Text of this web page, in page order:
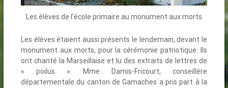
Les élèves de l’école primaire au monument aux morts
Les élèves étaient aussi présents le lendemain, devant le
monument aux morts, pour la cérémonie patriotique. Ils
ont chanté la Marseillaise et lu des extraits de lettres de
« poilus ». Mme Damis-Fricourt, conseillère
départementale du canton de Gamaches a pris part à la